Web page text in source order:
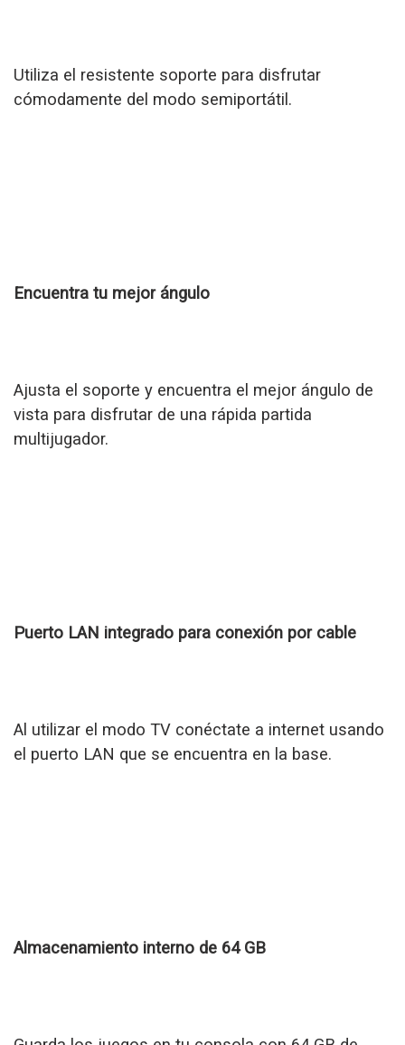
Utiliza el resistente soporte para disfrutar
cómodamente del modo semiportátil.
Encuentra tu mejor ángulo
Ajusta el soporte y encuentra el mejor ángulo de
vista para disfrutar de una rápida partida
multijugador.
Puerto LAN integrado para conexión por cable
Al utilizar el modo TV conéctate a internet usando
el puerto LAN que se encuentra en la base.
Almacenamiento interno de 64 GB